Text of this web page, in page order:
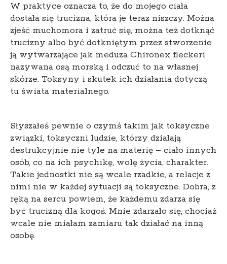
W praktyce oznacza to, że do mojego ciała
dostała się trucizna, która je teraz niszczy. Można
zjeść muchomora i zatruć się, można też dotknąć
trucizny albo być dotkniętym przez stworzenie
ją wytwarzające jak meduza Chironex fleckeri
nazywana osą morską i odczuć to na własnej
skórze. Toksyny i skutek ich działania dotyczą
tu świata materialnego.
Słyszałeś pewnie o czymś takim jak toksyczne
związki, toksyczni ludzie, którzy działają
destrukcyjnie nie tyle na materię – ciało innych
osób, co na ich psychikę, wolę życia, charakter.
Takie jednostki nie są wcale rzadkie, a relacje z
nimi nie w każdej sytuacji są toksyczne. Dobra, z
ręką na sercu powiem, że każdemu zdarza się
być trucizną dla kogoś. Mnie zdarzało się, chociaż
wcale nie miałam zamiaru tak działać na inną
osobę.